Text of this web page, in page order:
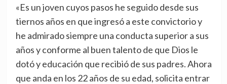
«Es un joven cuyos pasos he seguido desde sus
tiernos años en que ingresó a este convictorio y
he admirado siempre una conducta superior a sus
años y conforme al buen talento de que Dios le
dotó y educación que recibió de sus padres. Ahora
que anda en los 22 años de su edad, solicita entrar